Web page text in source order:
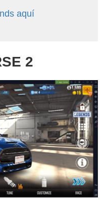
aquí
2